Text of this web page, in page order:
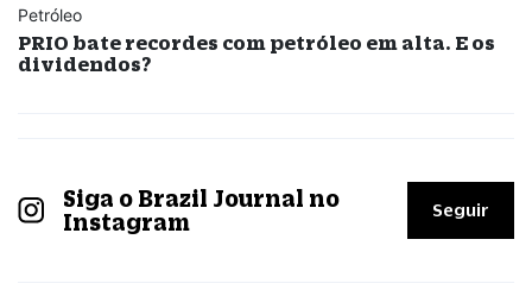
Petróleo
PRIO bate recordes com petróleo em alta. E os
dividendos?
Siga o Brazil Journal no
Instagram
Seguir